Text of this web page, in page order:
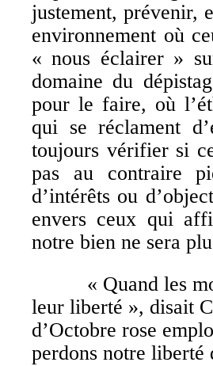
justement, prévenir,
environnement où
« nous éclairer »
domaine du
pour le faire, où
qui se réclament
toujours vérifier si
pas au contraire
d’intérêts ou
envers ceux qui
notre bien ne sera
« Quand les mots
leur liberté », disait
d’Octobre rose
perdons notre liberté